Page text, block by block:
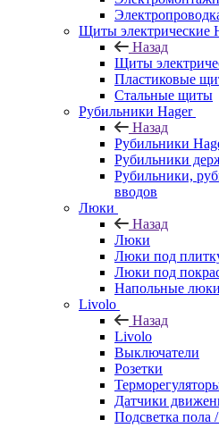
Щиты электрические
Назад
Щиты
Пластиковые
Стальные щиты
Рубильники Hager
Назад
Рубильники
Рубильники
Рубильники,
вводов
Люки
Назад
Люки
Люки под
Люки под
Напольные люки
Livolo
Назад
Livolo
Выключатели
Розетки
Датчики
Подсветка пола